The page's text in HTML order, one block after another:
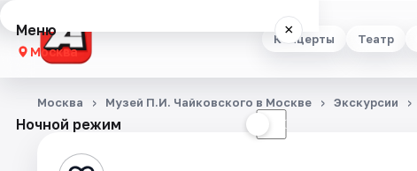
Концерты Театр
Меню ×
Москва
Концерты
Ночной режим ☾
Москва Музей П.И. Чайковского в Москве Экскурсии